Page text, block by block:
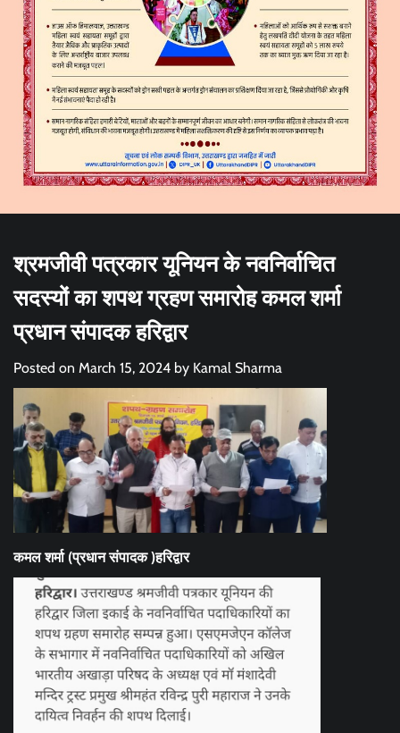
श्रमजीवी पत्रकार यूनियन के नवनिर्वाचित
सदस्यों का शपथ ग्रहण समारोह कमल शर्मा
प्रधान संपादक हरिद्वार
Posted on March 15, 2024 by Kamal Sharma
कमल शर्मा (प्रधान संपादक )हरिद्वार